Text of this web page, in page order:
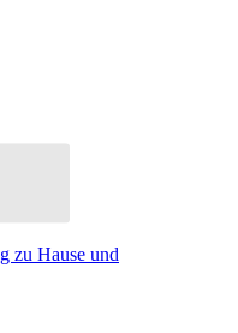
zu Hause und